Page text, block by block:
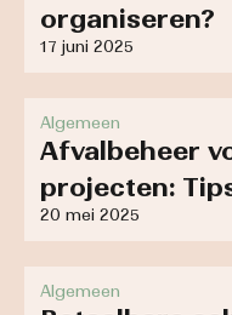
organiseren?
17 juni 2025
Algemeen
Afvalbeheer
projecten:
20 mei 2025
Algemeen